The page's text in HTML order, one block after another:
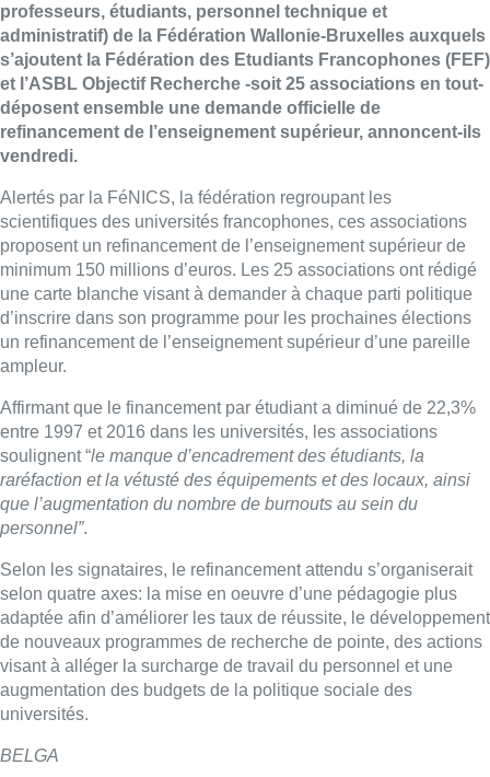
professeurs, étudiants, personnel technique et
administratif) de la Fédération Wallonie-Bruxelles auxquels
s’ajoutent la Fédération des Etudiants Francophones (FEF)
et l’ASBL Objectif Recherche -soit 25 associations en tout-
déposent ensemble une demande officielle de
refinancement de l’enseignement supérieur, annoncent-ils
vendredi.
Alertés par la FéNICS, la fédération regroupant les
scientifiques des universités francophones, ces associations
proposent un refinancement de l’enseignement supérieur de
minimum 150 millions d’euros. Les 25 associations ont rédigé
une carte blanche visant à demander à chaque parti politique
d’inscrire dans son programme pour les prochaines élections
un refinancement de l’enseignement supérieur d’une pareille
ampleur.
Affirmant que le financement par étudiant a diminué de 22,3%
entre 1997 et 2016 dans les universités, les associations
soulignent “le manque d’encadrement des étudiants, la
raréfaction et la vétusté des équipements et des locaux, ainsi
que l’augmentation du nombre de burnouts au sein du
personnel”.
Selon les signataires, le refinancement attendu s’organiserait
selon quatre axes: la mise en oeuvre d’une pédagogie plus
adaptée afin d’améliorer les taux de réussite, le développement
de nouveaux programmes de recherche de pointe, des actions
visant à alléger la surcharge de travail du personnel et une
augmentation des budgets de la politique sociale des
universités.
BELGA